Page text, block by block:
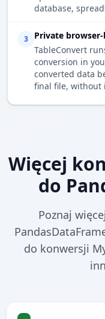
database,
3
Private
TableConvert
conversion in
converted data
final file, without
Więcej
do
Poznaj
do konwersji